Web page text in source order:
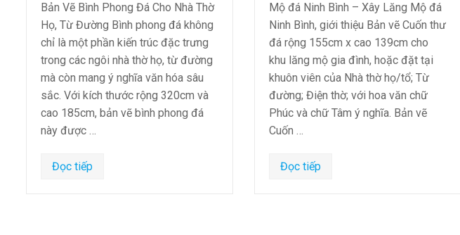
Bản Vẽ Bình Phong Đá Cho Nhà Thờ
Họ, Từ Đường Bình phong đá không
chỉ là một phần kiến trúc đặc trưng
trong các ngôi nhà thờ họ, từ đường
mà còn mang ý nghĩa văn hóa sâu
sắc. Với kích thước rộng 320cm và
cao 185cm, bản vẽ bình phong đá
này được …
Đọc tiếp
Mộ đá Ninh Bình – Xây Lăng Mộ đá
Ninh Bình, giới thiệu Bản vẽ Cuốn thư
đá rộng 155cm x cao 139cm cho
khu lăng mộ gia đình, hoặc đặt tại
khuôn viên của Nhà thờ họ/tổ; Từ
đường; Điện thờ; với hoa văn chữ
Phúc và chữ Tâm ý nghĩa. Bản vẽ
Cuốn …
Đọc tiếp